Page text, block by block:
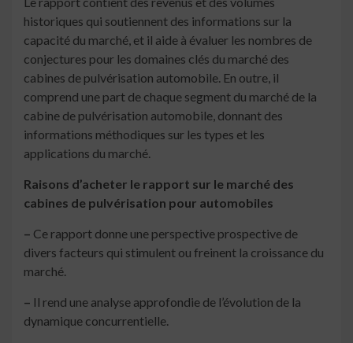
historiques qui soutiennent des informations sur la
capacité du marché, et il aide à évaluer les nombres de
conjectures pour les domaines clés du marché des
cabines de pulvérisation automobile. En outre, il
comprend une part de chaque segment du marché de la
cabine de pulvérisation automobile, donnant des
informations méthodiques sur les types et les
applications du marché.
Raisons d’acheter le rapport sur le marché des
cabines de pulvérisation pour automobiles
– Ce rapport donne une perspective prospective de
divers facteurs qui stimulent ou freinent la croissance du
marché.
– Il rend une analyse approfondie de l’évolution de la
dynamique concurrentielle.